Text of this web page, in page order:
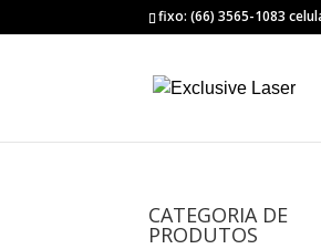
fixo: (66) 3565-1083
CATEGORIA DE
PRODUTOS